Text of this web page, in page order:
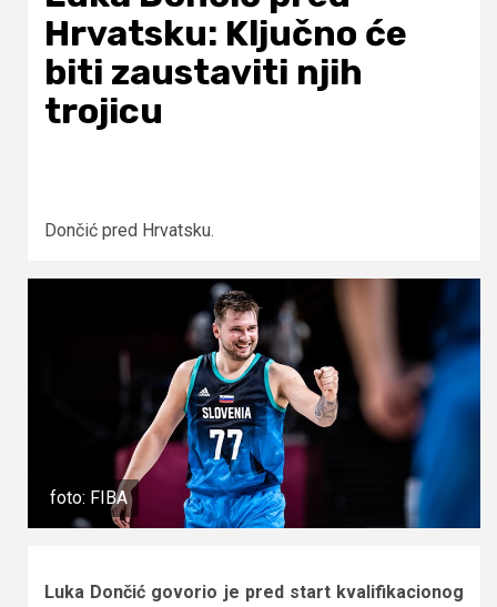
Hrvatsku: Ključno će
biti zaustaviti njih
trojicu
Dončić pred Hrvatsku.
foto: FIBA
Luka Dončić govorio je pred start kvalifikacionog